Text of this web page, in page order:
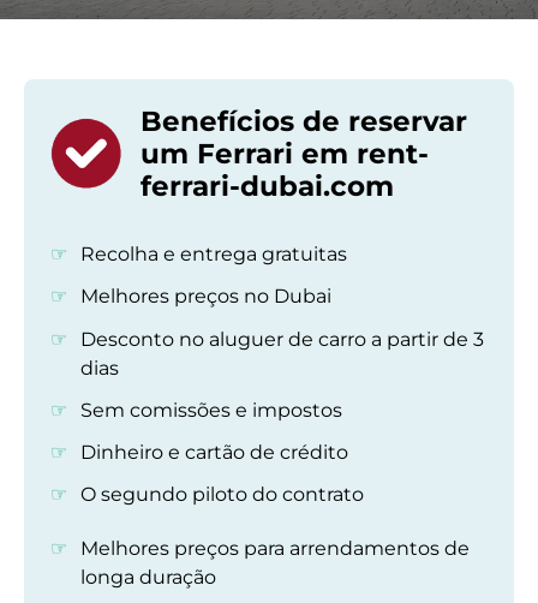
Benefícios de reservar
um Ferrari em rent-
ferrari-dubai.com
Recolha e entrega gratuitas
Melhores preços no Dubai
Desconto no aluguer de carro a partir de 3
dias
Sem comissões e impostos
Dinheiro e cartão de crédito
O segundo piloto do contrato
Melhores preços para arrendamentos de
longa duração